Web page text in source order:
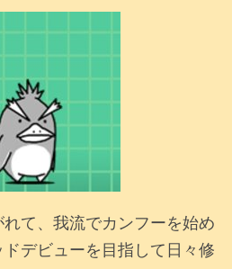
て、我流でカンフーを始め
デビューを目指して日々修